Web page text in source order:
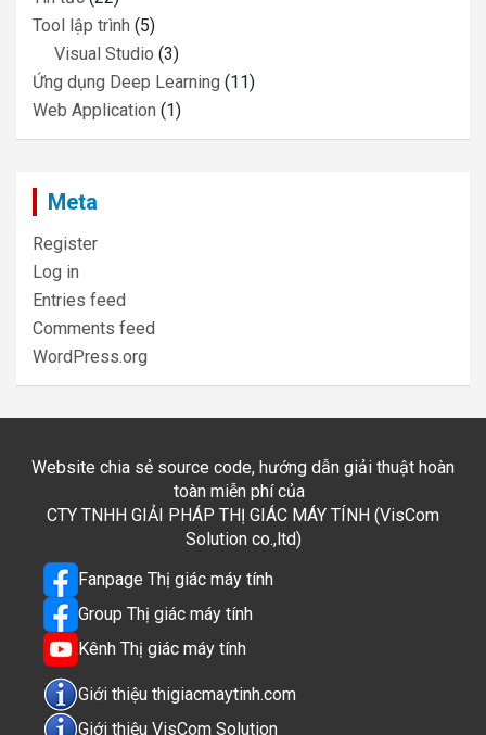
Tool lập trình (5)
Visual Studio (3)
Ứng dụng Deep Learning (11)
Web Application (1)
Meta
Register
Log in
Entries feed
Comments feed
WordPress.org
Website chia sẻ source code, hướng dẫn giải thuật hoàn
toàn miễn phí của
CTY TNHH GIẢI PHÁP THỊ GIÁC MÁY TÍNH (VisCom
Solution co.,ltd)
Fanpage Thị giác máy tính
Group Thị giác máy tính
Kênh Thị giác máy tính
Giới thiệu thigiacmaytinh.com
Giới thiệu VisCom Solution